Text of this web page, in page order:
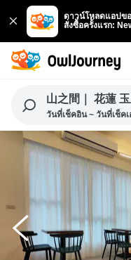
ดาวน์โหลดแอปข
สั่งซื้อครั้งแรก:
山之間｜ 花蓮
วันที่เช็คอิน ~ วันที่เช็ค